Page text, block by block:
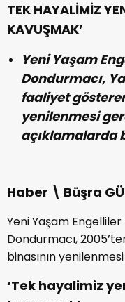
TEK HAYALİMİZ
KAVUŞMAK’
Yeni Yaşam
Dondurmacı,
faaliyet
yenilenmesi
açıklamalarda
Haber \ Büşra
Yeni Yaşam
Dondurmacı,
binasının
‘Tek hayalimiz